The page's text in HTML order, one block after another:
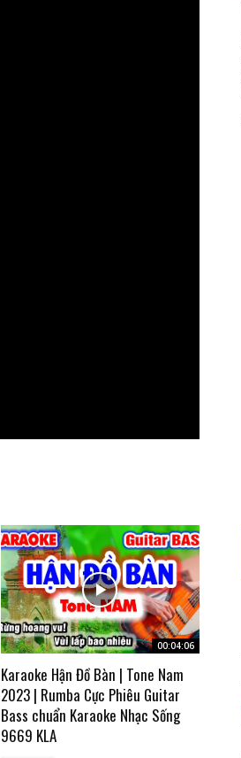
00:04:06
Karaoke Hận Đồ Bàn | Tone Nam
2023 | Rumba Cực Phiêu Guitar
Bass chuẩn Karaoke Nhạc Sống
9669 KLA